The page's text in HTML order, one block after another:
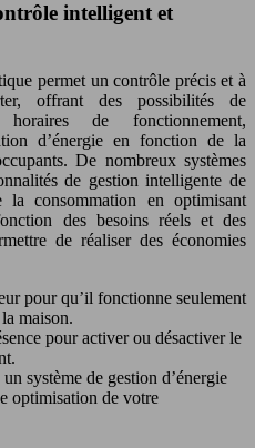
intelligent et
permet un contrôle précis et à
offrant des possibilités de
de fonctionnement,
d’énergie en fonction de la
De nombreux systèmes
de gestion intelligente de
la consommation en optimisant
des besoins réels et des
de réaliser des économies
pour qu’il fonctionne seulement
maison.
pour activer ou désactiver le
système de gestion d’énergie
optimisation de votre